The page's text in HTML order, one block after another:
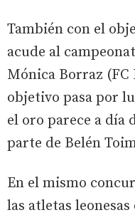
También con el
acude al
Mónica Borraz
objetivo pasa por
el oro parece a día
parte de Belén
En el mismo
las atletas